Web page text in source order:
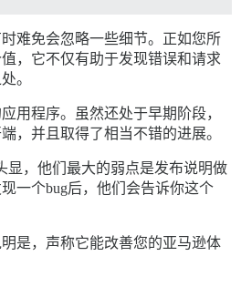
难免会忽略一些细节。正如您所
，它不仅有助于发现错误和请求
。
用程序。虽然还处于早期阶段，
，并且取得了相当不错的进展。
显，他们最大的弱点是发布说明做
一个bug后，他们会告诉你这个
是，声称它能改善您的亚马逊体